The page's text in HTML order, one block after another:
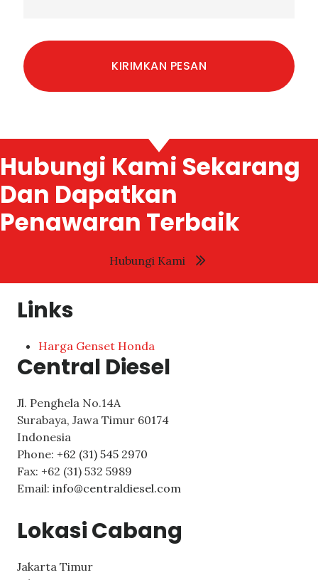
Hubungi Kami Sekarang
Dan Dapatkan
Penawaran Terbaik
Hubungi Kami
Links
Harga Genset Honda
Central Diesel
Jl. Penghela No.14A
Surabaya, Jawa Timur 60174
Indonesia
Phone: +62 (31) 545 2970
Fax: +62 (31) 532 5989
Email: info@centraldiesel.com
Lokasi Cabang
Jakarta Timur